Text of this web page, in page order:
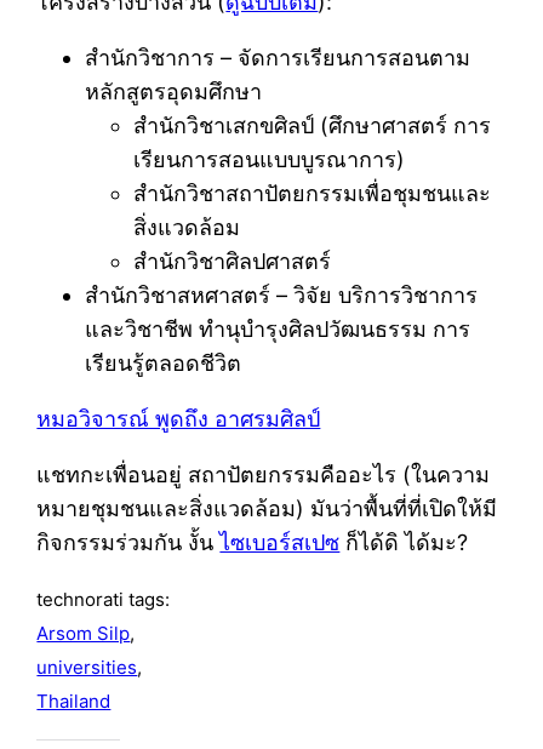
สำนักวิชาการ – จัดการเรียนการสอนตาม
หลักสูตรอุดมศึกษา
สำนักวิชาเสกขศิลป์ (ศึกษาศาสตร์ การ
เรียนการสอนแบบบูรณาการ)
สำนักวิชาสถาปัตยกรรมเพื่อชุมชนและ
สิ่งแวดล้อม
สำนักวิชาศิลปศาสตร์
สำนักวิชาสหศาสตร์ – วิจัย บริการวิชาการ
และวิชาชีพ ทำนุบำรุงศิลปวัฒนธรรม การ
เรียนรู้ตลอดชีวิต
หมอวิจารณ์ พูดถึง อาศรมศิลป์
แชทกะเพื่อนอยู่ สถาปัตยกรรมคืออะไร (ในความ
หมายชุมชนและสิ่งแวดล้อม) มันว่าพื้นที่ที่เปิดให้มี
กิจกรรมร่วมกัน งั้นไซเบอร์สเปซ ก็ได้ดิ ได้มะ?
technorati tags:
Arsom Silp,
universities,
Thailand